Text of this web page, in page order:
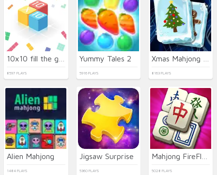
8597 PLAYS
Yummy Tales 2
5916 PLAYS 8163 PLAYS
Alien Mahjong
1484 PLAYS
Jigsaw Surprise
5360 PLAYS 5028 PLAYS